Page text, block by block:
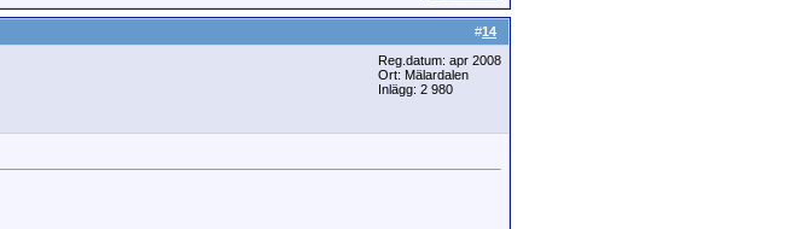
#14
Reg.datum: apr 2008
Ort: Mälardalen
Inlägg: 2 980